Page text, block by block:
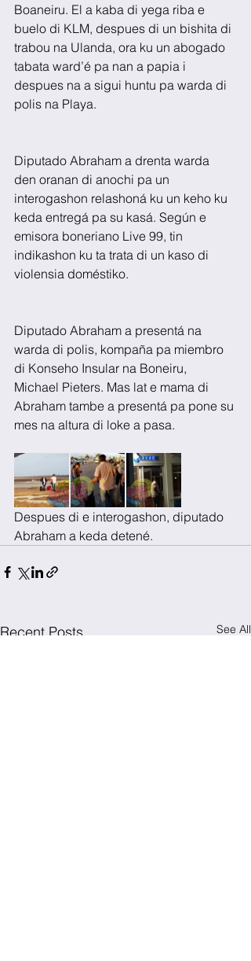
Boaneiru. El a kaba di yega riba e
buelo di KLM, despues di un bishita di
trabou na Ulanda, ora ku un abogado
tabata ward’é pa nan a papia i
despues na a sigui huntu pa warda di
polis na Playa.
Diputado Abraham a drenta warda
den oranan di anochi pa un
interogashon relashoná ku un keho ku
keda entregá pa su kasá. Según e
emisora boneriano Live 99, tin
indikashon ku ta trata di un kaso di
violensia doméstiko.
Diputado Abraham a presentá na
warda di polis, kompaña pa miembro
di Konseho Insular na Boneiru,
Michael Pieters. Mas lat e mama di
Abraham tambe a presentá pa pone su
mes na altura di loke a pasa.
Despues di e interogashon, diputado
Abraham a keda detené.
Recent Posts See All